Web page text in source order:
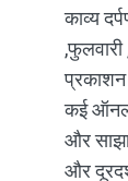
काव्य
,फुलवारी
प्रकाशन
कई
और
और